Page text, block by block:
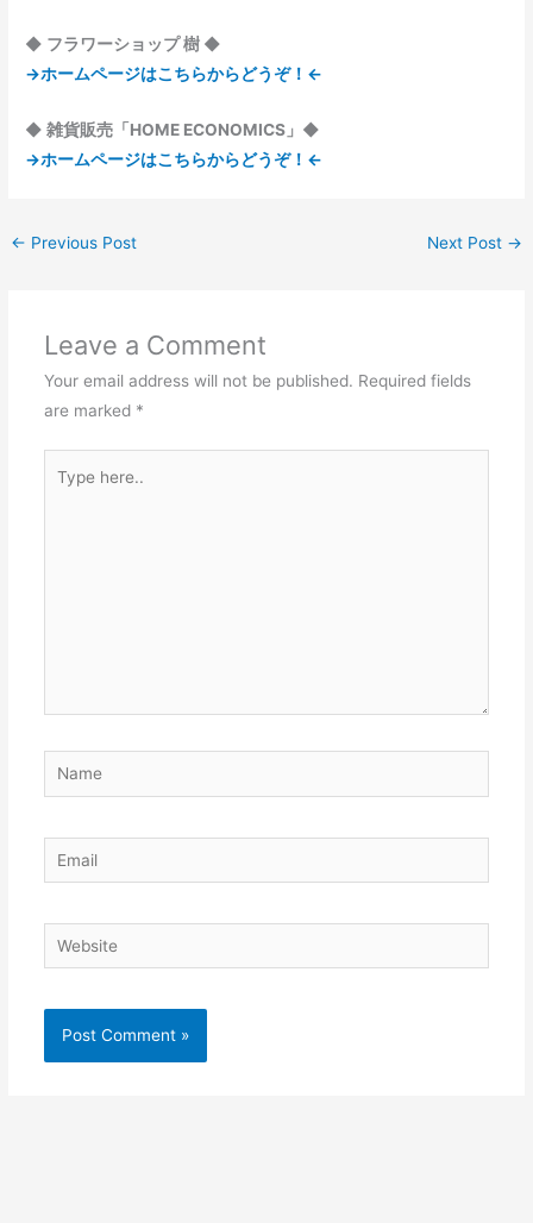
◆ フラワーショップ 樹 ◆
→ホームページはこちらからどうぞ！←
◆ 雑貨販売「HOME ECONOMICS」◆
→ホームページはこちらからどうぞ！←
← Previous Post Next Post →
Leave a Comment
Your email address will not be published. Required fields
are marked *
here..
Name
Email
Website